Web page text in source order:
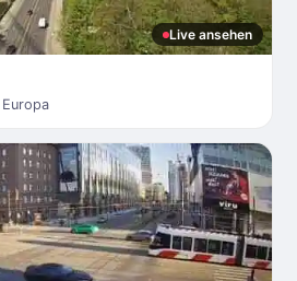
Live ansehen
Europa